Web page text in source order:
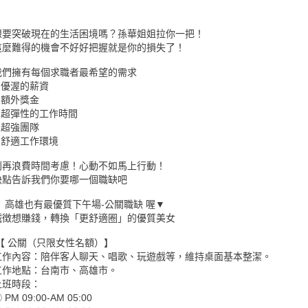
要突破現在的生活困境嗎？孫華姐姐拉你一把！
麼難得的機會不好好把握就是你的損失了！
們擁有每個求職者最希望的需求
渥的薪資
外獎金
彈性的工作時間
強團隊
適工作環境
再浪費時間考慮！心動不如馬上行動！
點告訴我們你要哪一個職缺吧
雄也有最優質下午場-公關職缺 喔▼
徴想賺錢，轉換「更舒適圈」的優質美女
公關（只限女性名額）】
作內容：陪伴客人聊天、唱歌、玩遊戲等，維持桌面基本整潔。
作地點：台南市、高雄市。
時段：
09:00-AM 05:00